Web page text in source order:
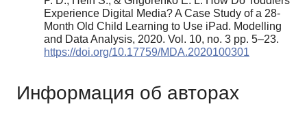
Experience Digital Media? A Case Study of a 28-
Month Old Child Learning to Use iPad. Modelling
and Data Analysis, 2020. Vol. 10, no. 3 pp. 5–23.
https://doi.org/10.17759/MDA.2020100301
Информация об авторах